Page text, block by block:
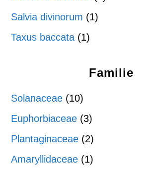
Salvia divinorum (1)
Taxus baccata (1)
Familie
Solanaceae (10)
Euphorbiaceae (3)
Plantaginaceae (2)
Amaryllidaceae (1)